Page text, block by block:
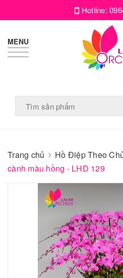
Hotline:
MENU
Trang chủ Hồ Điệp Theo
cành màu hồng - LHD 129